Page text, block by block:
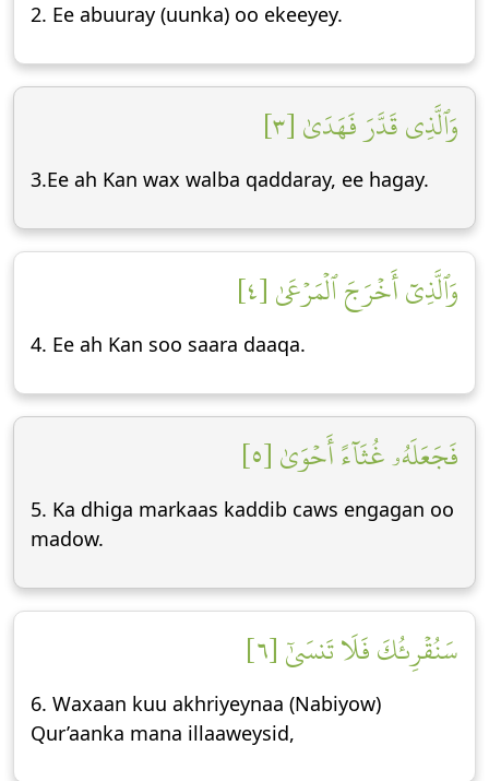
2. Ee abuuray (uunka) oo ekeeyey.
وَٱلَّذِي قَدَّرَ فَهَدَىٰ [٣]
3.Ee ah Kan wax walba qaddaray, ee hagay.
وَٱلَّذِيٓ أَخۡرَجَ ٱلۡمَرۡعَىٰ [٤]
4. Ee ah Kan soo saara daaqa.
فَجَعَلَهُۥ غُثَآءً أَحۡوَىٰ [٥]
5. Ka dhiga markaas kaddib caws engagan oo
madow.
سَنُقۡرِئُكَ فَلَا تَنسَىٰٓ [٦]
6. Waxaan kuu akhriyeynaa (Nabiyow)
Qur’aanka mana illaaweysid,